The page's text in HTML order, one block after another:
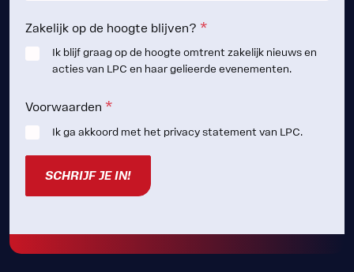
Zakelijk op de hoogte blijven? *
Ik blijf graag op de hoogte omtrent zakelijk nieuws en
acties van LPC en haar gelieerde evenementen.
Voorwaarden *
Ik ga akkoord met het privacy statement van LPC.
SCHRIJF JE IN!